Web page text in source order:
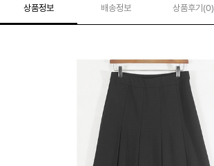
상품정보 배송정보 상품후기(0)